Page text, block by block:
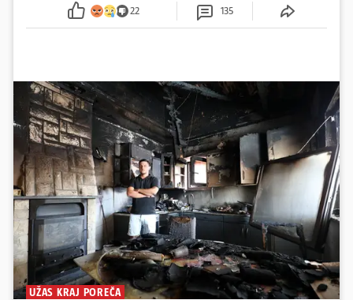
22 135
UŽAS KRAJ POREČA